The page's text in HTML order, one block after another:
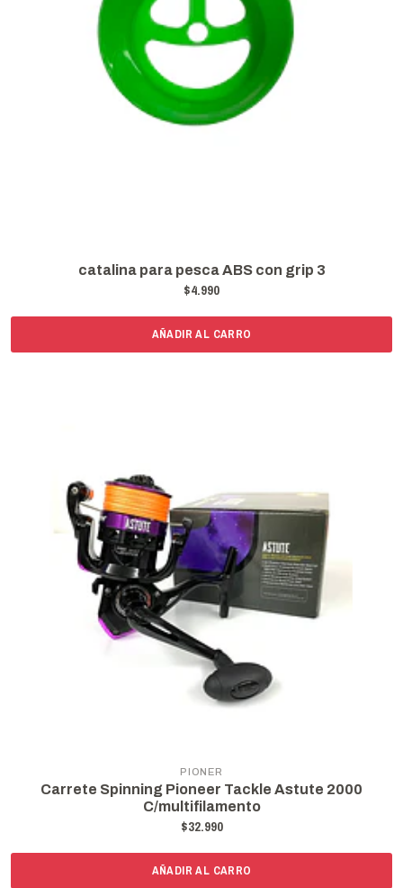
catalina para pesca ABS con grip 3
$4.990
AÑADIR AL CARRO
PIONER
Carrete Spinning Pioneer Tackle Astute 2000
C/multifilamento
$32.990
AÑADIR AL CARRO